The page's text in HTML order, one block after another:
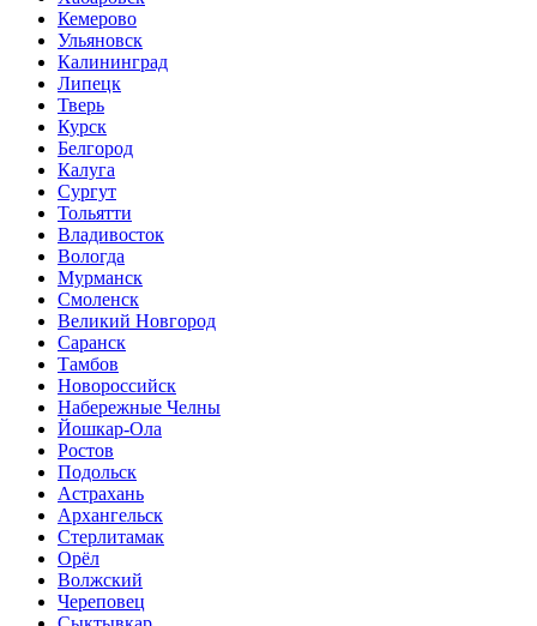
Кемерово
Ульяновск
Калининград
Липецк
Тверь
Курск
Белгород
Калуга
Сургут
Тольятти
Владивосток
Вологда
Мурманск
Смоленск
Великий Новгород
Саранск
Тамбов
Новороссийск
Набережные Челны
Йошкар-Ола
Ростов
Подольск
Астрахань
Архангельск
Стерлитамак
Орёл
Волжский
Череповец